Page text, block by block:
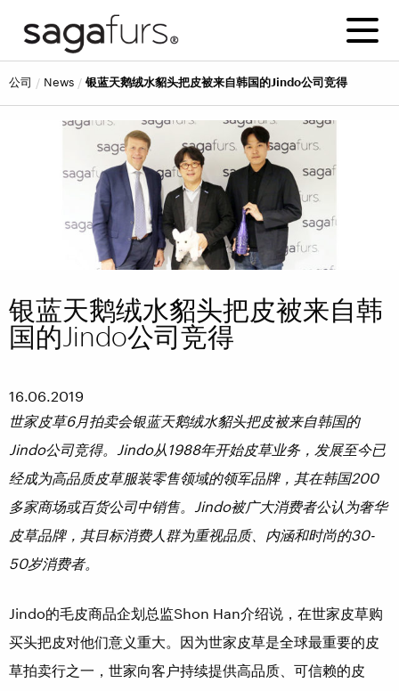
公司 news 银蓝天鹅绒水貂头把皮被来自韩国的Jindo公司竞得
银蓝天鹅绒水貂头把皮被来自韩
国的Jindo公司竞得
16.06.2019
世家皮草6月拍卖会银蓝天鹅绒水貂头把皮被来自韩国的
Jindo公司竞得。 Jindo从 1988年开始皮草业务，发展至今已
经成为高品质皮草服装零售领域的领军品牌，其在韩国200
多家商场或百货公司中销售。 Jindo被广大消费者公认为奢华
皮草品牌，其目标消费人群为重视品质、内涵和时尚的30-
50岁消费者。
Jindo的毛皮商品企划总监Shon Han介绍说，在世家皮草购
买头把皮对他们意义重大。因为世家皮草是全球最重要的皮
草拍卖行之一，世家向客户持续提供高品质、可信赖的皮